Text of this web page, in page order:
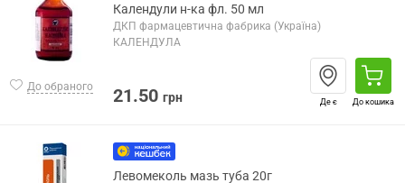
До обраного
Календули н-ка фл. 50 мл
ДКП фармацевтична фабрика (Україна)
КАЛЕНДУЛА
21.50 грн Де є До кошика
Левомеколь мазь туба 20г